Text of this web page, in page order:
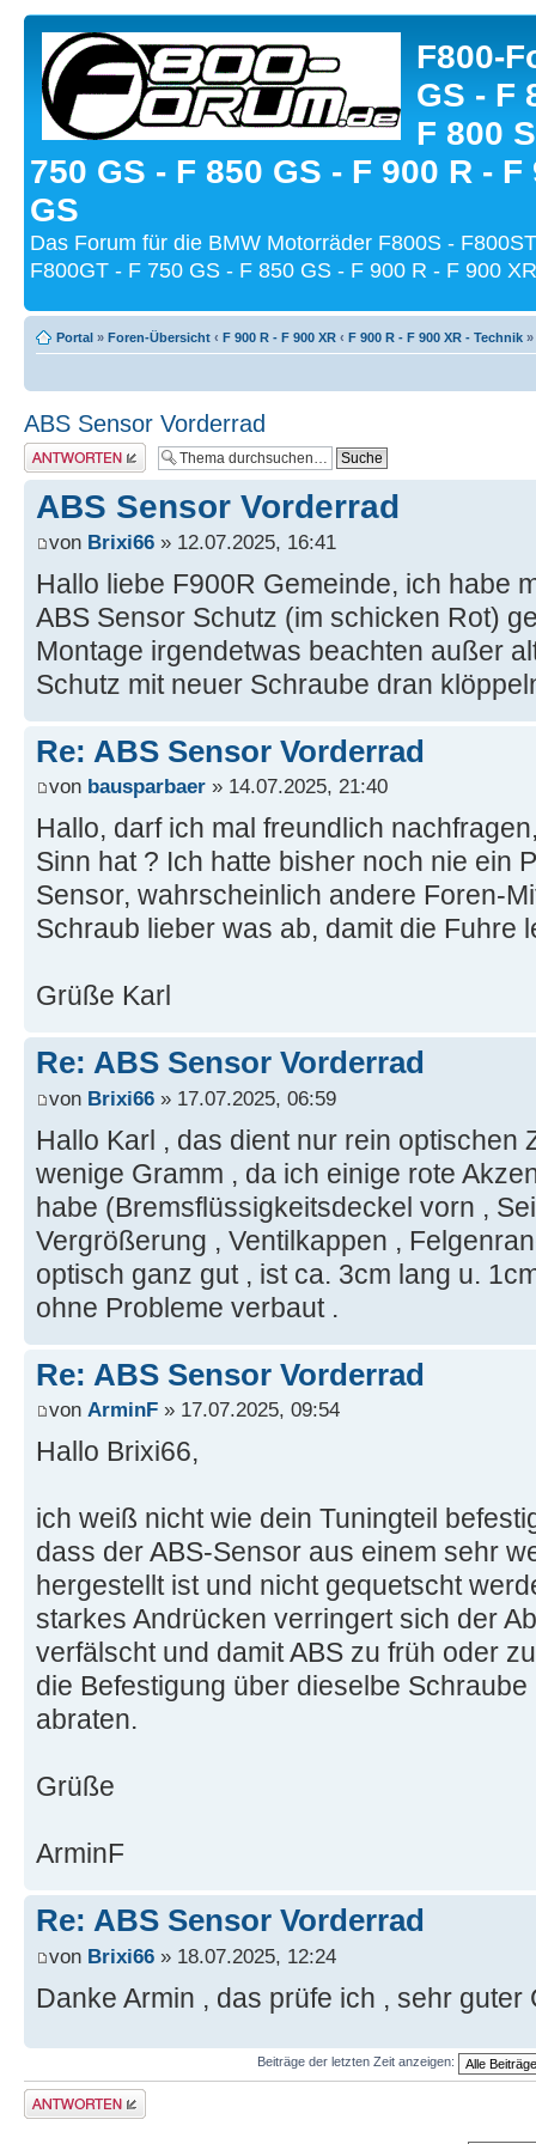
F800-
GS - F
F 800
750 GS - F 850 GS - F 900 R - F
GS
Das Forum für die BMW Motorräder F800S -
F800GT - F 750 GS - F 850 GS - F 900 R - F 900
Portal » Foren-Übersicht ‹ F 900 R - F 900 XR ‹ F 900 R - F 900 XR - Technik »
ABS Sensor Vorderrad
Antwort schreiben
ABS Sensor Vorderrad
von Brixi66 » 12.07.2025, 16:41
Hallo liebe F900R Gemeinde, ich habe
ABS Sensor Schutz (im schicken Rot)
Montage irgendetwas beachten außer
Schutz mit neuer Schraube dran
Re: ABS Sensor Vorderrad
von bausparbaer » 14.07.2025, 21:40
Hallo, darf ich mal freundlich
Sinn hat ? Ich hatte bisher noch nie ein
Sensor, wahrscheinlich andere Foren-
Schraub lieber was ab, damit die Fuhre
Grüße Karl
Re: ABS Sensor Vorderrad
von Brixi66 » 17.07.2025, 06:59
Hallo Karl , das dient nur rein optischen
wenige Gramm , da ich einige rote
habe (Bremsflüssigkeitsdeckel vorn ,
Vergrößerung , Ventilkappen ,
optisch ganz gut , ist ca. 3cm lang u.
ohne Probleme verbaut .
Re: ABS Sensor Vorderrad
von ArminF » 17.07.2025, 09:54
Hallo Brixi66,
ich weiß nicht wie dein Tuningteil
dass der ABS-Sensor aus einem sehr
hergestellt ist und nicht gequetscht
starkes Andrücken verringert sich der
verfälscht und damit ABS zu früh oder
die Befestigung über dieselbe
abraten.
Grüße
ArminF
Re: ABS Sensor Vorderrad
von Brixi66 » 18.07.2025, 12:24
Danke Armin , das prüfe ich , sehr guter
Beiträge der letzten Zeit anzeigen:
Antwort schreiben